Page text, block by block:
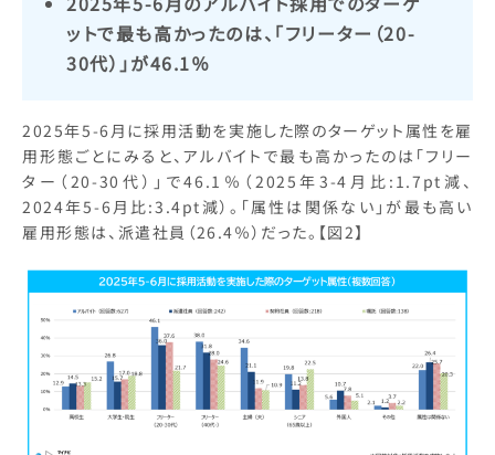
ットで最も高かったのは、「フリーター（20-
30代）」が46.1％
2025年5-6月に採用活動を実施した際のターゲット属性を雇
用形態ごとにみると、アルバイトで最も高かったのは「フリー
ター（20-30代）」で46.1％（2025年3-4月比:1.7pt減、
2024年5-6月比:3.4pt減）。「属性は関係ない」が最も高い
雇用形態は、派遣社員（26.4％）だった。【図2】